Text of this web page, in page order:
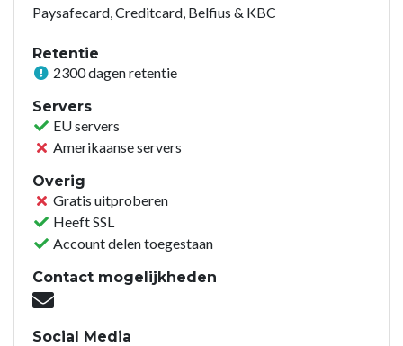
Paysafecard, Creditcard, Belfius & KBC
Retentie
2300 dagen retentie
Servers
EU servers
Amerikaanse servers
Overig
Gratis uitproberen
Heeft SSL
Account delen toegestaan
Contact mogelijkheden
Social Media